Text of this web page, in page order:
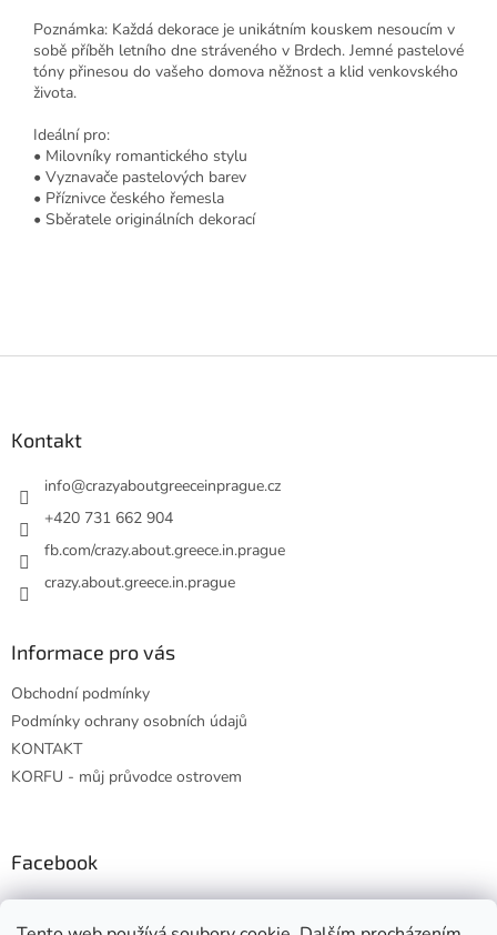
Poznámka: Každá dekorace je unikátním kouskem nesoucím v
sobě příběh letního dne stráveného v Brdech. Jemné pastelové
tóny přinesou do vašeho domova něžnost a klid venkovského
života.
Ideální pro:
• Milovníky romantického stylu
• Vyznavače pastelových barev
• Příznivce českého řemesla
• Sběratele originálních dekorací
Kontakt
info@crazyaboutgreeceinprague.cz
+420 731 662 904
fb.com/crazy.about.greece.in.prague
crazy.about.greece.in.prague
Informace pro vás
Obchodní podmínky
Podmínky ochrany osobních údajů
KONTAKT
KORFU - můj průvodce ostrovem
Facebook